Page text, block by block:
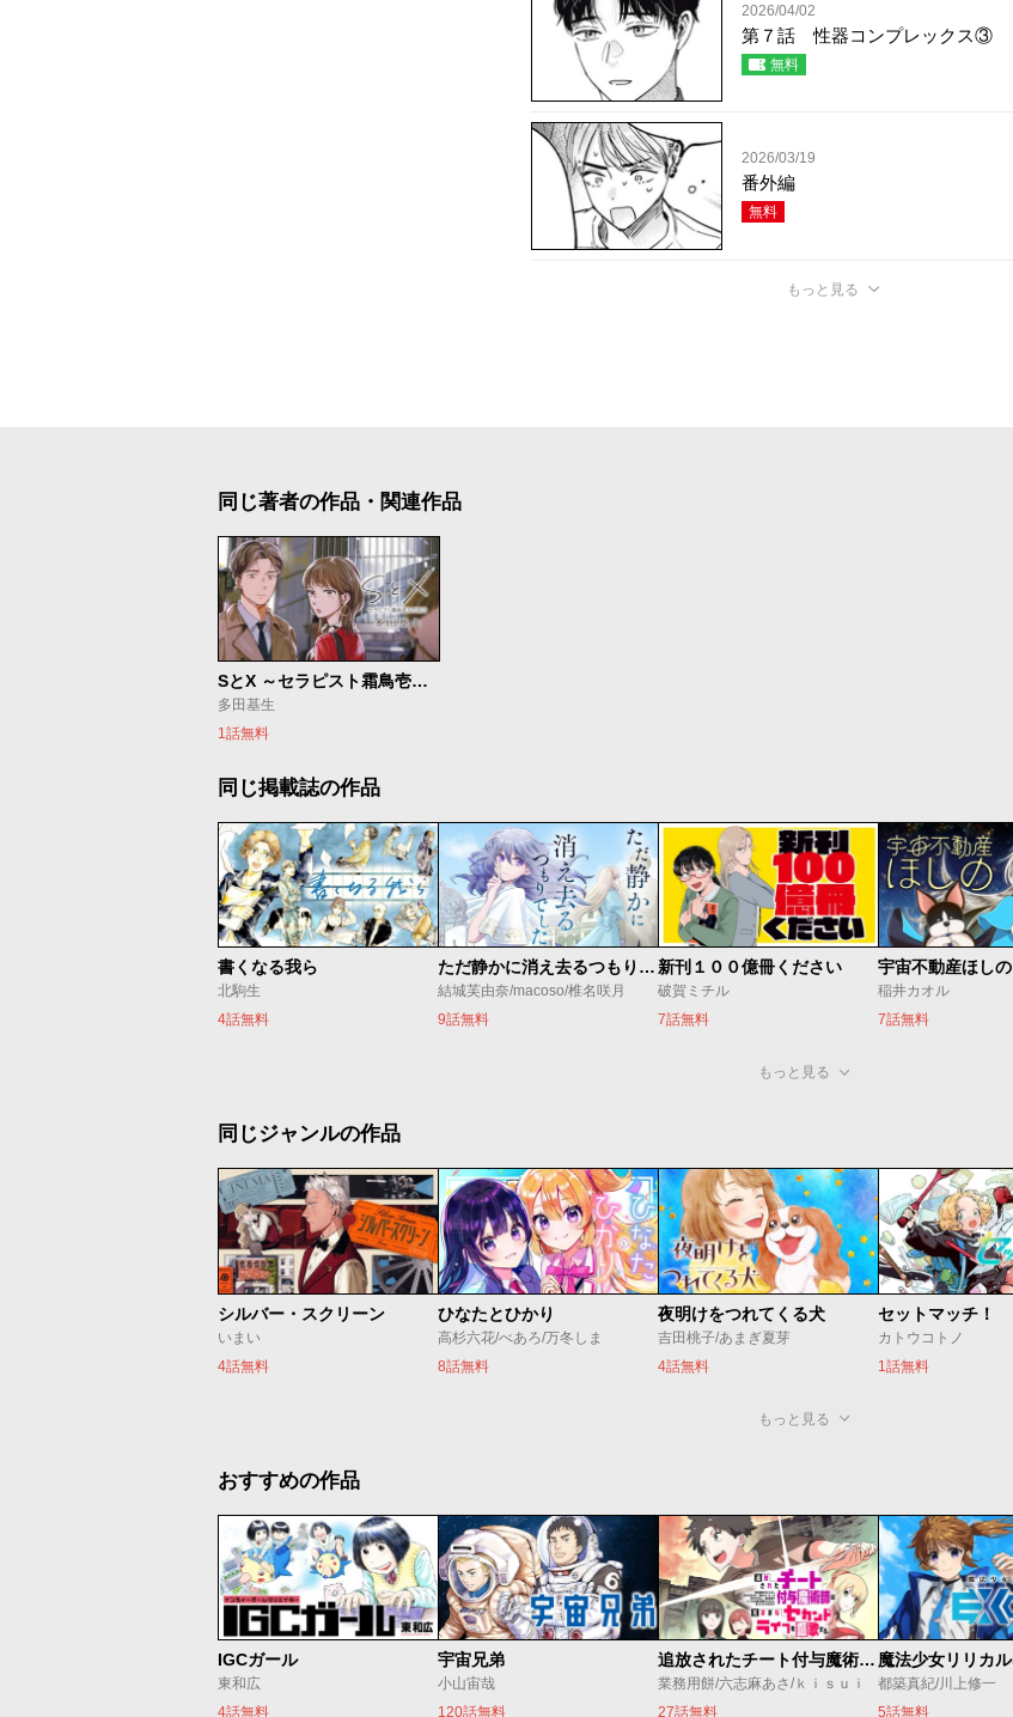
2026/04/02
第７話 性器コンプレックス③
無料
2026/03/19
番外編
無料
もっと見る
同じ著者の作品・関連作品
SとX ～セラピスト霜鳥壱人の告白～
多田基生
1話無料
同じ掲載誌の作品
書くなる我ら
北駒生
4話無料
ただ静かに消え去るつもりでした
結城芙由奈/macoso/椎名咲月
9話無料
新刊１００億冊ください
破賀ミチル
7話無料
宇宙不動産ほしの
稲井カオル
7話無料
もっと見る
同じジャンルの作品
シルバー・スクリーン
いまい
4話無料
ひなたとひかり
高杉六花/べあろ/万冬しま
8話無料
夜明けをつれてくる犬
吉田桃子/あまぎ夏芽
4話無料
セットマッチ！
カトウコトノ
1話無料
もっと見る
おすすめの作品
IGCガール
東和広
4話無料
宇宙兄弟
小山宙哉
120話無料
追放されたチート付与魔術師は気ままなセカンドライフを謳歌する。 ～俺は武器だけじゃなく、あらゆるものに『強化ポイント』を付与できるし、俺の意思でいつでも効果を解除できるけど、残った人たち大丈夫？～
業務用餅/六志麻あさ/ｋｉｓｕｉ
27話無料
都築真紀/川上修一
5話無料